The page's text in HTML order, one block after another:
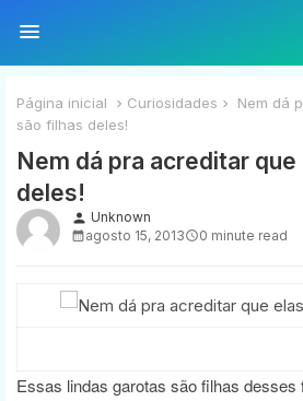
Página inicial Curiosidades
Nem dá
são filhas deles!
Nem dá pra acreditar
deles!
person Unknown
agosto 15, 2013
0 minute read
Essas lindas garotas são filhas